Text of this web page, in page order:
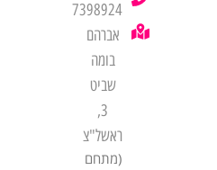
7398924
אברהם
בומה
שביט
3,
ראשל"צ
(מתחם